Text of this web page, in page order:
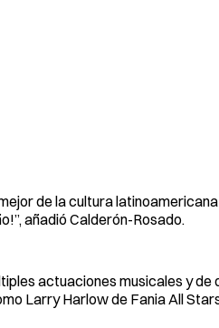
de la cultura
añadió Calderón-Rosado.
actuaciones musicales y
Larry Harlow de Fania All